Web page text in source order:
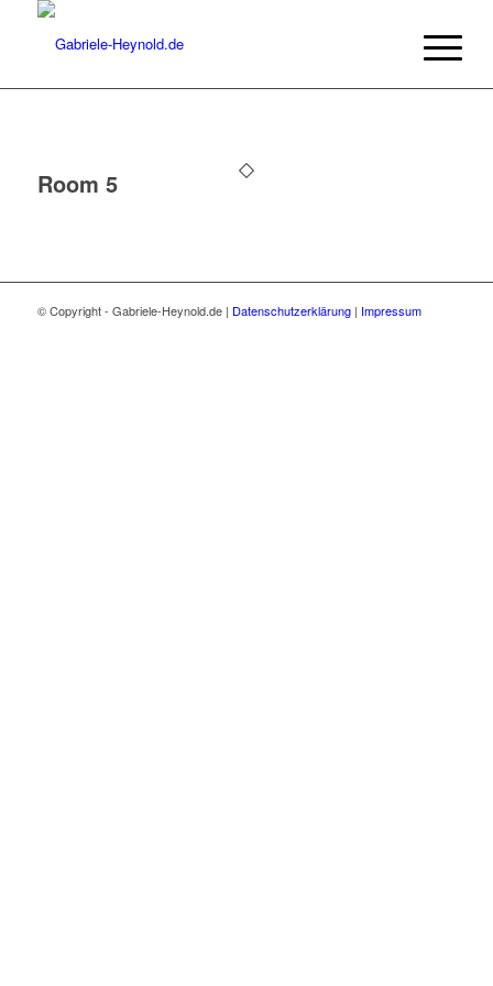
Room 5
© Copyright - Gabriele-Heynold.de | Datenschutzerklärung| Impressum